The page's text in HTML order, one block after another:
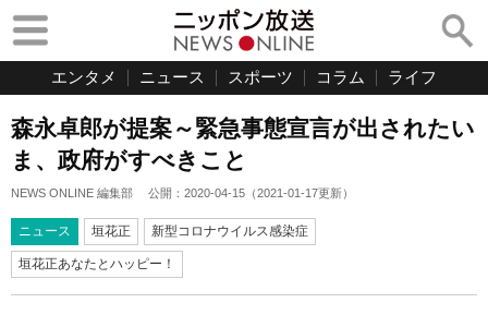
エンタメ ニュース スポーツ コラム ライフ
森永卓郎が提案～緊急事態宣言が出されたい
ま、政府がすべきこと
NEWS ONLINE 編集部 公開： 2020-04-15 （2021-01-17更新）
ニュース 垣花正 新型コロナウイルス感染症
垣花正あなたとハッピー！